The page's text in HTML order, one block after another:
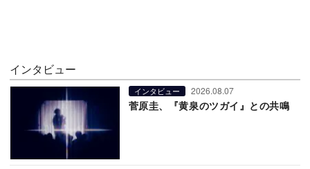
インタビュー
インタビュー 2026.08.07
菅原圭、『黄泉のツガイ』との共鳴